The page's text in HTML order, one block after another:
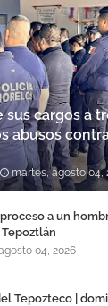
sus cargos a
abusos
martes, agosto 04,
a un
04, 2026
Tepozteco |